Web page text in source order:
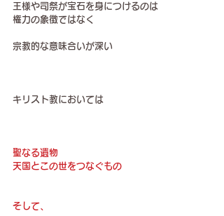
王様や司祭が宝石を身につけるのは
権力の象徴ではなく
宗教的な意味合いが深い
キリスト教においては
聖なる遺物
天国とこの世をつなぐもの
そして、